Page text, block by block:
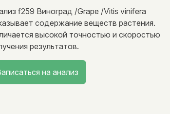
f259 Виноград /Grape /Vitis vinifera
содержание веществ растения.
высокой точностью и скоростью
результатов.
на анализ